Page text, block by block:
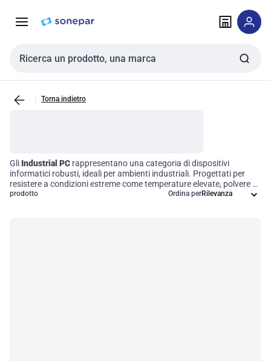
navigazione alla
Cerca input
Torna indietro
Gli Industrial PC rappresentano una categoria di dispositivi
informatici robusti, ideali per ambienti industriali. Progettati per
resistere a condizioni estreme come temperature elevate, polvere e
vibrazioni, questi computer garantiscono prestazioni affidabili per
prodotto Ordina per